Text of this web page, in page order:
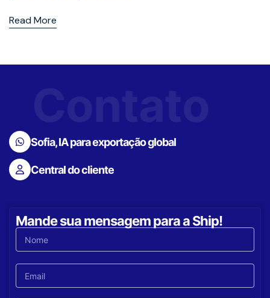
Read More
Sofia, IA para exportação global
Central do cliente
Mande sua mensagem para a Ship!